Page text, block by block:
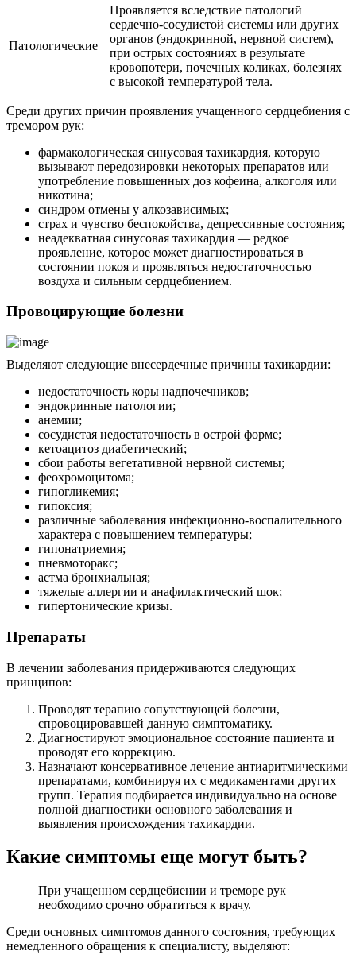
Патологические
Проявляется вследствие патологий
сердечно-сосудистой системы или других
органов (эндокринной, нервной систем),
при острых состояниях в результате
кровопотери, почечных коликах, болезнях
с высокой температурой тела.
Среди других причин проявления учащенного сердцебиения с
тремором рук:
фармакологическая синусовая тахикардия, которую
вызывают передозировки некоторых препаратов или
употребление повышенных доз кофеина, алкоголя или
никотина;
синдром отмены у алкозависимых;
страх и чувство беспокойства, депрессивные состояния;
неадекватная синусовая тахикардия — редкое
проявление, которое может диагностироваться в
состоянии покоя и проявляться недостаточностью
воздуха и сильным сердцебиением.
Провоцирующие болезни
Выделяют следующие внесердечные причины тахикардии:
недостаточность коры надпочечников;
эндокринные патологии;
анемии;
сосудистая недостаточность в острой форме;
кетоацитоз диабетический;
сбои работы вегетативной нервной системы;
феохромоцитома;
гипогликемия;
гипоксия;
различные заболевания инфекционно-воспалительного
характера с повышением температуры;
гипонатриемия;
пневмоторакс;
астма бронхиальная;
тяжелые аллергии и анафилактический шок;
гипертонические кризы.
Препараты
В лечении заболевания придерживаются следующих
принципов:
Проводят терапию сопутствующей болезни,
спровоцировавшей данную симптоматику.
Диагностируют эмоциональное состояние пациента и
проводят его коррекцию.
Назначают консервативное лечение антиаритмическими
препаратами, комбинируя их с медикаментами других
групп. Терапия подбирается индивидуально на основе
полной диагностики основного заболевания и
выявления происхождения тахикардии.
Какие симптомы еще могут быть?
При учащенном сердцебиении и треморе рук
необходимо срочно обратиться к врачу.
Среди основных симптомов данного состояния, требующих
немедленного обращения к специалисту, выделяют: